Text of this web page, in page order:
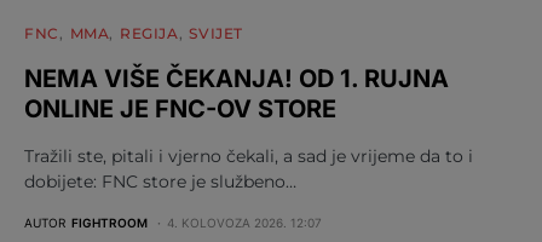
FNC MMA REGIJA SVIJET
NEMA VIŠE ČEKANJA! OD 1. RUJNA
ONLINE JE FNC-OV STORE
Tražili ste, pitali i vjerno čekali, a sad je vrijeme da to i
dobijete: FNC store je službeno…
AUTOR FIGHTROOM 4. KOLOVOZA 2026. 12:07